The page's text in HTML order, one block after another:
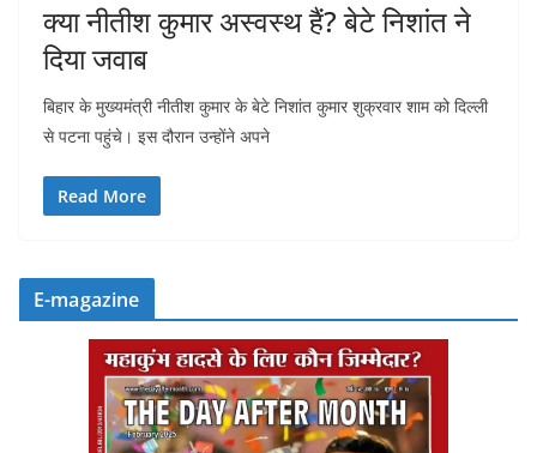
क्या नीतीश कुमार अस्वस्थ हैं? बेटे निशांत ने
दिया जवाब
बिहार के मुख्यमंत्री नीतीश कुमार के बेटे निशांत कुमार शुक्रवार शाम को दिल्ली
से पटना पहुंचे। इस दौरान उन्होंने अपने
Read More
E-magazine